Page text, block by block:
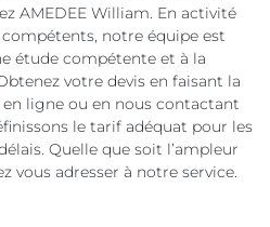
AMEDEE William. En activité
notre équipe est
étude compétente et à la
votre devis en faisant la
ligne ou en nous contactant
le tarif adéquat pour les
Quelle que soit l’ampleur
vous adresser à notre service.